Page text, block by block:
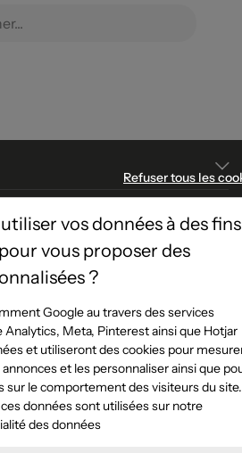
Refuser tous les
vos données à des fins
vous proposer des
?
Google au travers des services
Meta, Pinterest ainsi que Hotjar
et utiliseront des cookies pour
et les personnaliser ainsi que
sur le comportement des visiteurs du site.
données sont utilisées sur notre
des données